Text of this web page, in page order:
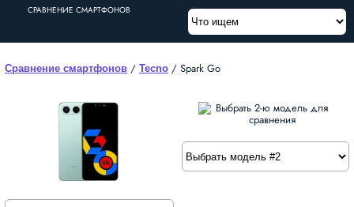
СРАВНЕНИЕ СМАРТФОНОВ
Сравнение смартфонов / Tecno / Spark Go